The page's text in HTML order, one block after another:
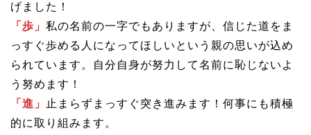
げました！
「歩」 私の名前の一字でもありますが、信じた道をま
っすぐ歩める人になってほしいという親の思いが込め
られています。自分自身が努力して名前に恥じないよ
う努めます！
「進」
止まらずまっすぐ突き進みます！何事にも積極
的に取り組みます。